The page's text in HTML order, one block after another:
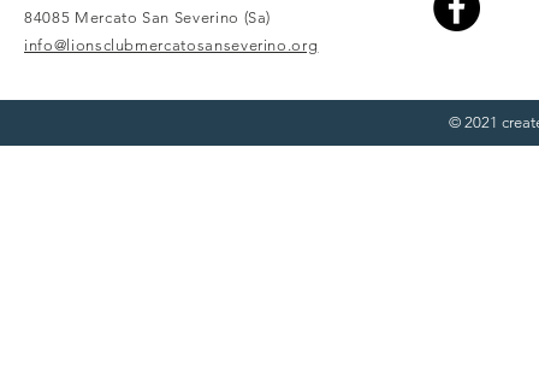
84085 Mercato San Severino (Sa)
info@lionsclubmercatosanseverino.org
© 2021